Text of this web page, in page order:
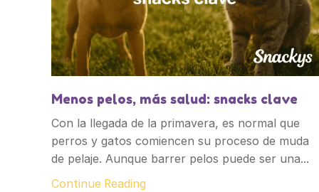
Menos pelos, más salud: snacks clave
Con la llegada de la primavera, es normal que
perros y gatos comiencen su proceso de muda
de pelaje. Aunque barrer pelos puede ser una...
Continue Reading